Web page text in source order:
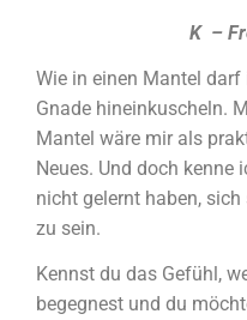
K –
Wie in einen Mantel
Gnade hineinkuscheln.
Mantel wäre mir als
Neues. Und doch kenne
nicht gelernt haben,
zu sein.
Kennst du das Gefühl,
begegnest und du